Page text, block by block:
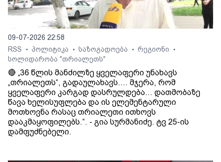
09-07-2026 22:58
RSS
• პოლიტიკა • საზოგადოება • რეგიონი •
სოლიდარობა "თრიალეთს"
🔴 „36 წლის მანძილზე ყველაფერი უნახავს
„თრიალეთს“, გადაულახავს.... მჯერა, რომ
ყველაფერი კარგად დასრულდება... დათმობაზე
წავა ხელისუფლება და ის ელემენტარული
მოთხოვნა რასაც თრიალეთი ითხოვს
დააკმაყოფილებს.“. - გია სურმანიძე. ტვ 25-ის
დამფუძნებელი.